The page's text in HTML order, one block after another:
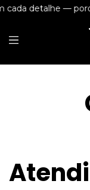
detalhe —